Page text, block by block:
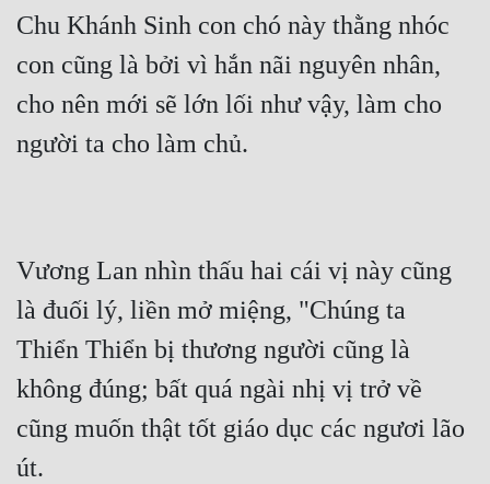
Chu Khánh Sinh con chó này thằng nhóc
con cũng là bởi vì hắn nãi nguyên nhân,
cho nên mới sẽ lớn lối như vậy, làm cho
người ta cho làm chủ.
Vương Lan nhìn thấu hai cái vị này cũng
là đuối lý, liền mở miệng, "Chúng ta
Thiển Thiển bị thương người cũng là
không đúng; bất quá ngài nhị vị trở về
cũng muốn thật tốt giáo dục các ngươi lão
út.